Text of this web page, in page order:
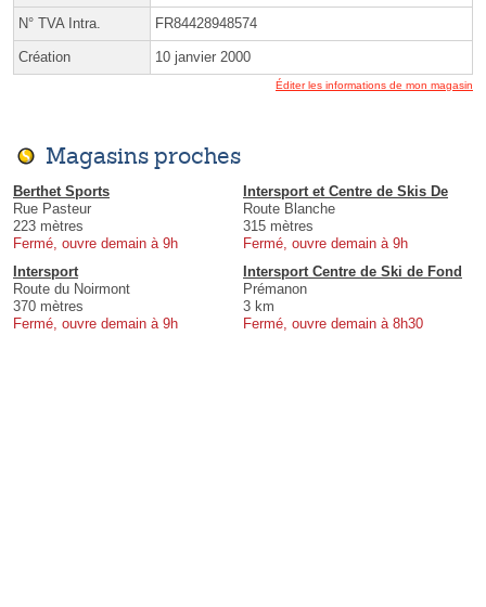
N° TVA Intra. FR84428948574
Création 10 janvier 2000
Éditer les informations de mon magasin
Magasins proches
Berthet Sports
Rue Pasteur
223 mètres
Fermé, ouvre demain à 9h
Intersport et Centre de Skis De
Route Blanche
315 mètres
Fermé, ouvre demain à 9h
Intersport
Route du Noirmont
370 mètres
Fermé, ouvre demain à 9h
Intersport Centre de Ski de Fond
Prémanon
3 km
Fermé, ouvre demain à 8h30